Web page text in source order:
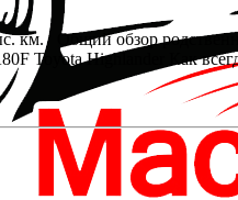
км. Общий обзор
Highlander Как